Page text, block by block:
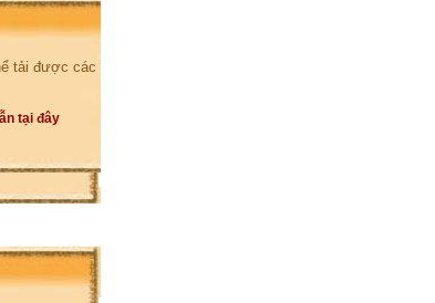
tải được các
tại đây